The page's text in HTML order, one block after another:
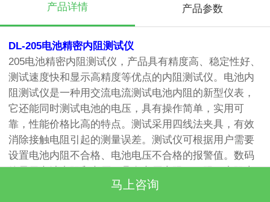
产品详情 产品参数
DL-205电池精密内阻测试仪
205电池精密内阻测试仪，产品具有精度高、稳定性好、
测试速度快和显示高精度等优点的内阻测试仪。电池内
阻测试仪是一种用交流电流测试电池内阻的新型仪表，
它还能同时测试电池的电压，具有操作简单，实用可
靠，性能价格比高的特点。测试采用四线法夹具，有效
消除接触电阻引起的测量误差。测试仪可根据用户需要
设置电池内阻不合格、电池电压不合格的报警值。数码
限、下限设定报警功能，超值声光报警。
马上咨询